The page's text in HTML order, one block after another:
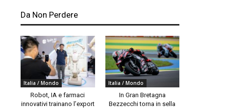
Da Non Perdere
Italia / Mondo
Robot, IA e farmaci
innovativi trainano l’export
Italia / Mondo
In Gran Bretagna
Bezzecchi torna in sella